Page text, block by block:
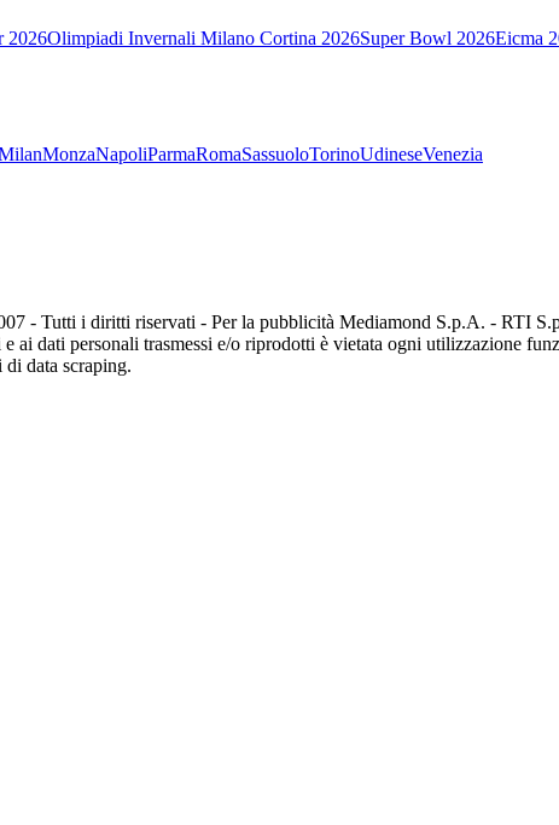
2026Olimpiadi Invernali Milano Cortina 2026Super Bowl 2026Eicma
MonzaNapoliParmaRomaSassuoloTorinoUdineseVenezia
- Tutti i diritti riservati - Per la pubblicità Mediamond S.p.A. - RTI
ai dati personali trasmessi e/o riprodotti è vietata ogni utilizzazione
data scraping.